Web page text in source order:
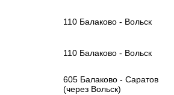
110 Балаково - Вольск
110 Балаково - Вольск
605 Балаково - Саратов
(через Вольск)